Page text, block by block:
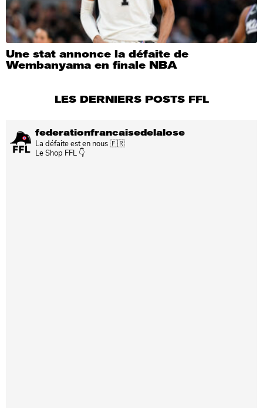
Une stat annonce la défaite de
Wembanyama en finale NBA
LES DERNIERS POSTS FFL
federationfrancaisedelalose
La défaite est en nous 🇫🇷
Le Shop FFL 👇